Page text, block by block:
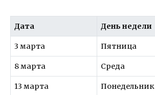
Дата День недели
3 марта Пятница
8 марта Среда
13 марта Понедельник